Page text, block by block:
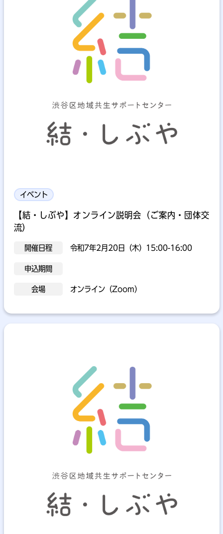
イベント
【結・しぶや】オンライン説明会（ご案内・団体交
流）
開催日程 令和7年2月20日（木）15:00-16:00
申込期間
会場 オンライン（Zoom）